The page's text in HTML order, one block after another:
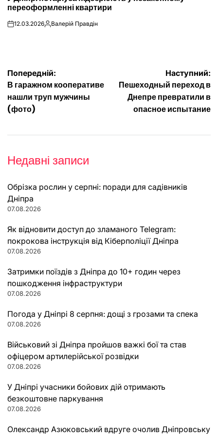
переоформленні квартири
on12.03.2026Опубліковано
Валерій Правдін
Навігація
записів
Попередній:
В гаражном кооперативе
нашли труп мужчины
(фото)
Наступний:
Пешеходный переход в
Днепре превратили в
опасное испытание
Недавні записи
Обрізка рослин у серпні: поради для садівників
Дніпра
07.08.2026
Як відновити доступ до зламаного Telegram:
покрокова інструкція від Кіберполіції Дніпра
07.08.2026
Затримки поїздів з Дніпра до 10+ годин через
пошкодження інфраструктури
07.08.2026
Погода у Дніпрі 8 серпня: дощі з грозами та спека
07.08.2026
Військовий зі Дніпра пройшов важкі бої та став
офіцером артилерійської розвідки
07.08.2026
У Дніпрі учасники бойових дій отримають
безкоштовне паркування
07.08.2026
Олександр Азюковський вдруге очолив Дніпровську